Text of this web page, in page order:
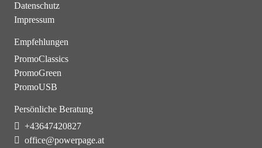
Datenschutz
Impressum
Empfehlungen
PromoClassics
PromoGreen
PromoUSB
Persönliche Beratung
+43647420827
office@powerpage.at